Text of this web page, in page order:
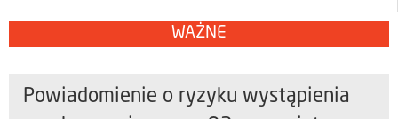
WAŻNE
Powiadomienie o ryzyku wystąpienia